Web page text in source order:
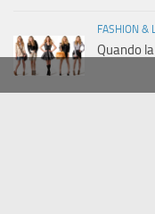
FASHION &
Quando